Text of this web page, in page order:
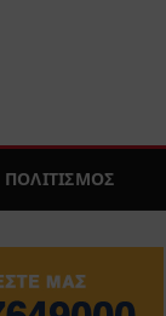
ΠΟΛΙΤΙΣΜΟΣ